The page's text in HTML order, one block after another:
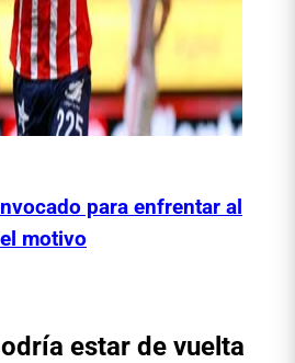
para enfrentar al
motivo
estar de vuelta